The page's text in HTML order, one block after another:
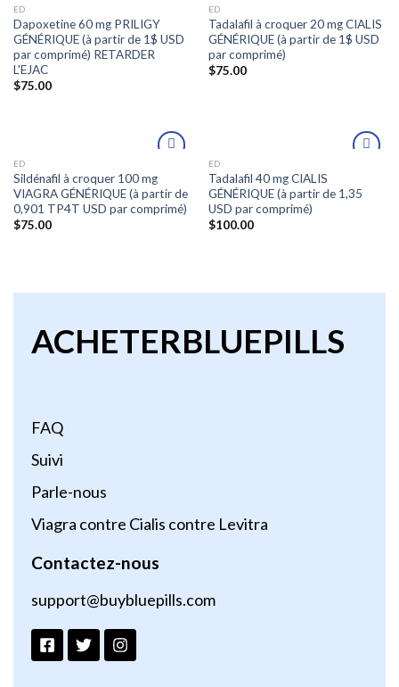
à la liste
de
souhaits
ED
Dapoxetine 60 mg PRILIGY
GÉNÉRIQUE (à partir de 1$ USD
par comprimé) RETARDER
L'EJAC
$75.00
à la liste
de
ED
Tadalafil à croquer 20 mg CIALIS
GÉNÉRIQUE (à partir de 1$ USD
par comprimé)
$75.00
à la liste
de
souhaits
ED
Sildénafil à croquer 100 mg
VIAGRA GÉNÉRIQUE (à partir de
0,901 TP4T USD par comprimé)
$75.00
de
ED
Tadalafil 40 mg CIALIS
GÉNÉRIQUE (à partir de 1,35
USD par comprimé)
$100.00
ACHETERBLUEPILLS
FAQ
Suivi
Parle-nous
Viagra contre Cialis contre Levitra
Contactez-nous
support@buybluepills.com